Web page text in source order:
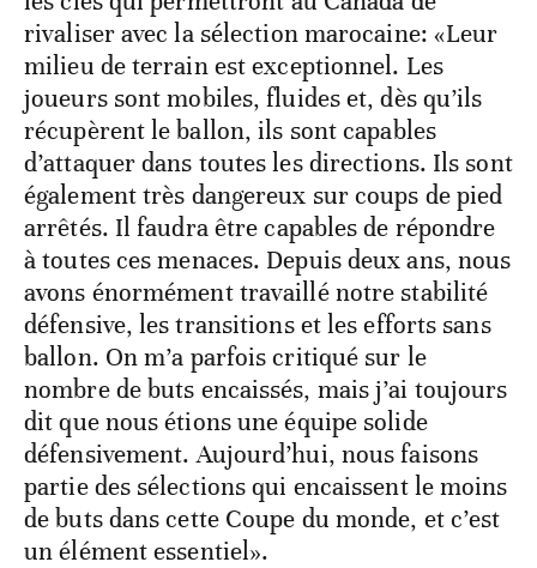
rivaliser avec la sélection marocaine: «Leur
milieu de terrain est exceptionnel. Les
joueurs sont mobiles, fluides et, dès qu’ils
récupèrent le ballon, ils sont capables
d’attaquer dans toutes les directions. Ils sont
également très dangereux sur coups de pied
arrêtés. Il faudra être capables de répondre
à toutes ces menaces. Depuis deux ans, nous
avons énormément travaillé notre stabilité
défensive, les transitions et les efforts sans
ballon. On m’a parfois critiqué sur le
nombre de buts encaissés, mais j’ai toujours
dit que nous étions une équipe solide
défensivement. Aujourd’hui, nous faisons
partie des sélections qui encaissent le moins
de buts dans cette Coupe du monde, et c’est
un élément essentiel».